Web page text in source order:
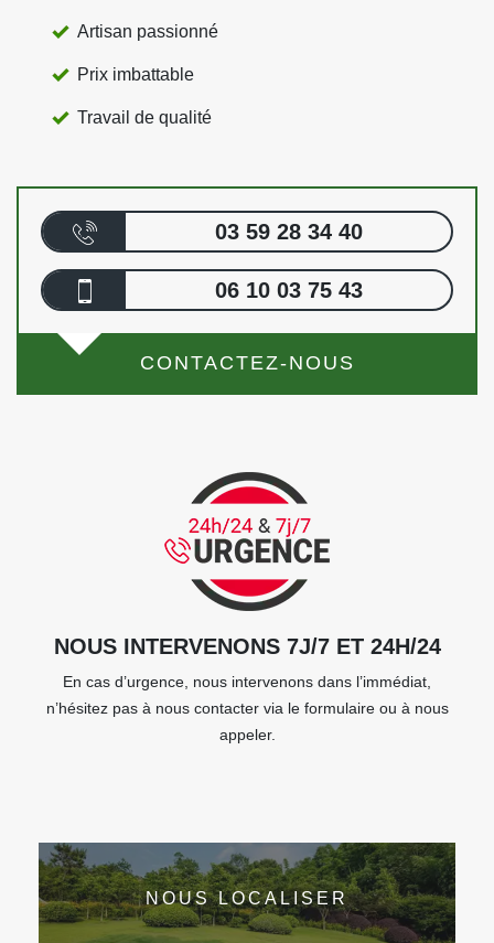
Artisan passionné
Prix imbattable
Travail de qualité
03 59 28 34 40
06 10 03 75 43
CONTACTEZ-NOUS
NOUS INTERVENONS 7J/7 ET 24H/24
En cas d’urgence, nous intervenons dans l’immédiat,
n’hésitez pas à nous contacter via le formulaire ou à nous
appeler.
NOUS LOCALISER